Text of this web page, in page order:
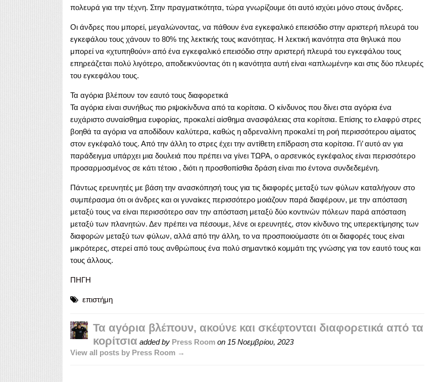
πολευρά για την τέχνη. Στην πραγματικότητα, τώρα γνωρίζουμε ότι αυτό ισχύει μόνο στους άνδρες.
Οι άνδρες που μπορεί, μεγαλώνοντας, να πάθουν ένα εγκεφαλικό επεισόδιο στην αριστερή πλευρά του
εγκεφάλου τους χάνουν το 80% της λεκτικής τους ικανότητας. Η λεκτική ικανότητα στα θηλυκά που
μπορεί να «χτυπηθούν» από ένα εγκεφαλικό επεισόδιο στην αριστερή πλευρά του εγκεφάλου τους
επηρεάζεται πολύ λιγότερο, αποδεικνύοντας ότι η ικανότητα αυτή είναι «απλωμένη» και στις δύο πλευρές
του εγκεφάλου τους.
Τα αγόρια βλέπουν τον εαυτό τους διαφορετικά
Τα αγόρια είναι συνήθως πιο ριψοκίνδυνα από τα κορίτσια. Ο κίνδυνος που δίνει στα αγόρια ένα
ευχάριστο συναίσθημα ευφορίας, προκαλεί αίσθημα ανασφάλειας στα κορίτσια. Επίσης το ελαφρύ στρες
βοηθά τα αγόρια να αποδίδουν καλύτερα, καθώς η αδρεναλίνη προκαλεί τη ροή περισσότερου αίματος
στον εγκέφαλό τους. Από την άλλη το στρες έχει την αντίθετη επίδραση στα κορίτσια. Γι’ αυτό αν για
παράδειγμα υπάρχει μια δουλειά που πρέπει να γίνει ΤΩΡΑ, ο αρσενικός εγκέφαλος είναι περισσότερο
προσαρμοσμένος σε κάτι τέτοιο , διότι η προσθοπίσθια δράση είναι πιο έντονα συνδεδεμένη.
Πάντως ερευνητές με βάση την ανασκόπησή τους για τις διαφορές μεταξύ των φύλων καταλήγουν στο
συμπέρασμα ότι οι άνδρες και οι γυναίκες περισσότερο μοιάζουν παρά διαφέρουν, με την απόσταση
μεταξύ τους να είναι περισσότερο σαν την απόσταση μεταξύ δύο κοντινών πόλεων παρά απόσταση
μεταξύ των πλανητών. Δεν πρέπει να πέσουμε, λένε οι ερευνητές, στον κίνδυνο της υπερεκτίμησης των
διαφορών μεταξύ των φύλων, αλλά από την άλλη, το να προσποιούμαστε ότι οι διαφορές τους είναι
μικρότερες, στερεί από τους ανθρώπους ένα πολύ σημαντικό κομμάτι της γνώσης για τον εαυτό τους και
τους άλλους.
ΠΗΓΗ
επιστήμη
Τα αγόρια βλέπουν, ακούνε και σκέφτονται διαφορετικά από τα
κορίτσια added by Press Roomon 15 Νοεμβρίου, 2023
View all posts by Press Room →